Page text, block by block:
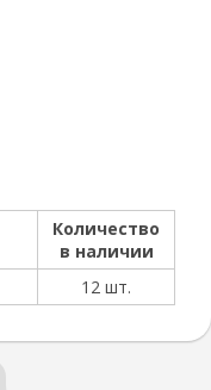
Количество
в наличии
12 шт.